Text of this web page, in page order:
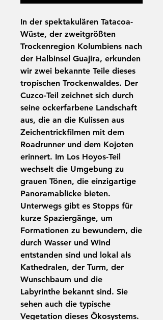
In der spektakulären Tatacoa-
Wüste, der zweitgrößten
Trockenregion Kolumbiens nach
der Halbinsel Guajira, erkunden
wir zwei bekannte Teile dieses
tropischen Trockenwaldes. Der
Cuzco-Teil zeichnet sich durch
seine ockerfarbene Landschaft
aus, die an die Kulissen aus
Zeichentrickfilmen mit dem
Roadrunner und dem Kojoten
erinnert. Im Los Hoyos-Teil
wechselt die Umgebung zu
grauen Tönen, die einzigartige
Panoramablicke bieten.
Unterwegs gibt es Stopps für
kurze Spaziergänge, um
Formationen zu bewundern, die
durch Wasser und Wind
entstanden sind und lokal als
Kathedralen, der Turm, der
Wunschbaum und die
Labyrinthe bekannt sind. Sie
sehen auch die typische
Vegetation dieses Ökosystems.